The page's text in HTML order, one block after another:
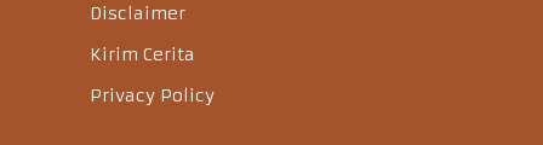
Disclaimer
Kirim Cerita
Privacy Policy